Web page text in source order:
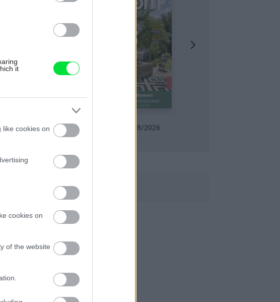
it
like cookies on
cookies on
of the website
Môj dom 07-08/2026 Urob si sám 6/2026
02/2026